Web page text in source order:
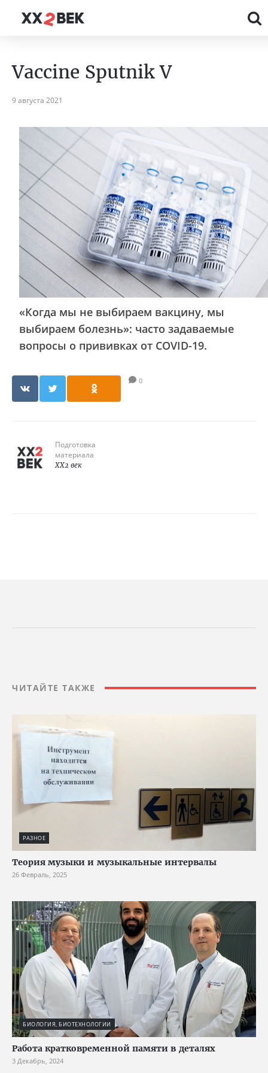
Vaccine Sputnik V
9 августа 2021
«Когда мы не выбираем вакцину, мы
выбираем болезнь»: часто задаваемые
вопросы о прививках от COVID-19.
0
Подготовка
материала
XX2 век
ЧИТАЙТЕ ТАКЖЕ
РАЗНОЕ
Теория музыки и музыкальные интервалы
26 Февраль, 2025
БИОЛОГИЯ, БИОТЕХНОЛОГИИ
Работа кратковременной памяти в деталях
3 Декабрь, 2024